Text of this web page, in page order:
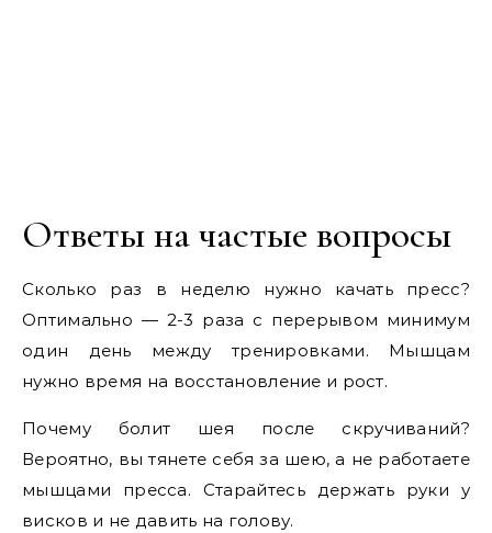
Ответы на частые вопросы
Сколько раз в неделю нужно качать пресс?
Оптимально — 2-3 раза с перерывом минимум
один день между тренировками. Мышцам
нужно время на восстановление и рост.
Почему болит шея после скручиваний?
Вероятно, вы тянете себя за шею, а не работаете
мышцами пресса. Старайтесь держать руки у
висков и не давить на голову.